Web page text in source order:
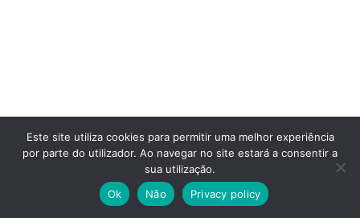
Este site utiliza cookies para permitir uma melhor experiência
por parte do utilizador. Ao navegar no site estará a consentir a
sua utilização.
Ok
Não Privacy policy